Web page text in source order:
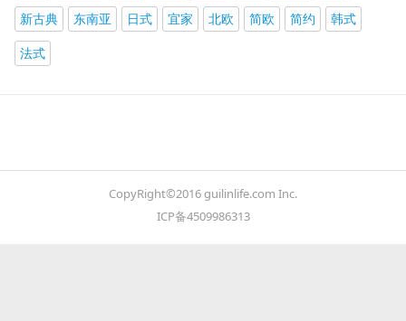
新古典
东南亚 日式 宜家 北欧 简欧 简约
韩式
法式
CopyRight©2016 guilinlife.com Inc.
ICP备4509986313